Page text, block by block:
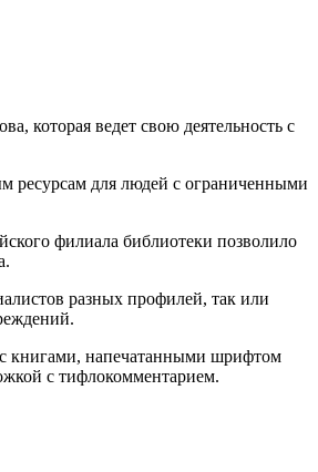
которая ведет свою деятельность с
ресурсам для людей с ограниченными
филиала библиотеки позволило
разных профилей, так или
с книгами, напечатанными шрифтом
с тифлокомментарием.